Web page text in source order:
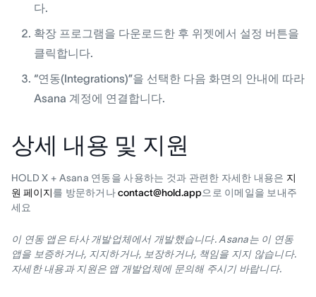
다.
확장 프로그램을 다운로드한 후 위젯에서 설정 버튼을
클릭합니다.
“연동(Integrations)”을 선택한 다음 화면의 안내에 따라
Asana 계정에 연결합니다.
상세 내용 및 지원
HOLD X + Asana 연동을 사용하는 것과 관련한 자세한 내용은 지
원 페이지를 방문하거나contact@hold.app으로 이메일을 보내주
세요
이 연동 앱은 타사 개발업체에서 개발했습니다. Asana는 이 연동
앱을 보증하거나, 지지하거나, 보장하거나, 책임을 지지 않습니다.
자세한 내용과 지원은 앱 개발업체에 문의해 주시기 바랍니다.